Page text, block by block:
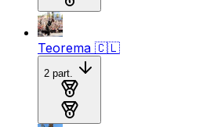
Teorema 🇨🇱
2 part.
Medalla de oro
Medalla de plata